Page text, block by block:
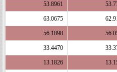
53.8961
63.0675
56.1898
33.4470
13.1826